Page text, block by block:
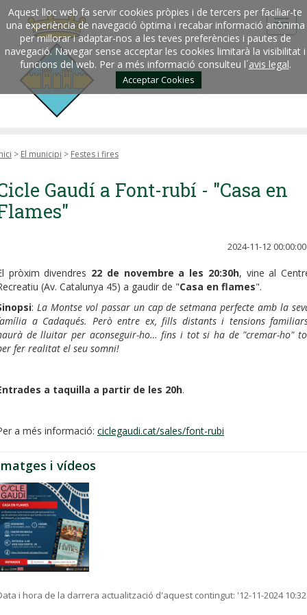
Aquest lloc web fa servir cookies pròpies i de tercers per faciliar-te
una experiència de navegació òptima i recabar informació anònima
per millorar i adaptar-nos a les teves preferències i pautes de
navegació. Navegar sense acceptar les cookies limitarà la visibilitat i
funcions del web. Per a més informació consulteu l´avis legal.
Acceptar Cookies
> El municipi > Festes i fires
Gaudí a Font-rubí - "Casa en
2024-11-12 00:00:00
pròxim divendres 22 de novembre a les 20:30h, vine al
(Av. Catalunya 45) a gaudir de "Casa en flames".
: La Montse vol passar un cap de setmana perfecte amb la
a Cadaqués. Però entre ex, fills distants i tensions
de lluitar per aconseguir-ho… fins i tot si ha de "cremar-ho"
fer realitat el seu somni!
a taquilla a partir de les 20h.
a més informació: ciclegaudi.cat/sales/font-rubi
i vídeos
i hora de la darrera actualització d'aquest contingut: '12-11-2024 10:32